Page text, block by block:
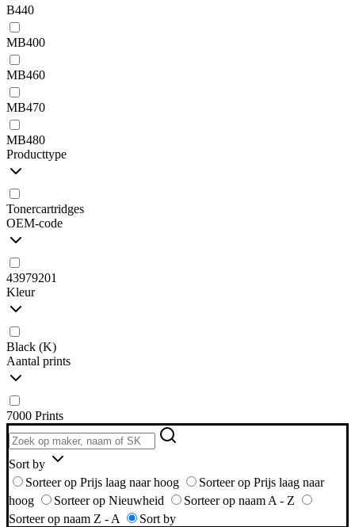
B440
MB400
MB460
MB470
MB480
Producttype
Tonercartridges
OEM-code
43979201
Kleur
Black (K)
Aantal prints
7000 Prints
Sort by
Sorteer op Prijs laag naar hoog
Sorteer op Prijs laag naar
hoog
Sorteer op Nieuwheid
Sorteer op naam A - Z
Sorteer op naam Z - A
Sort by